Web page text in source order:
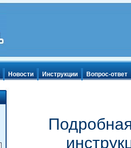
Новости Инструкции Вопрос-ответ